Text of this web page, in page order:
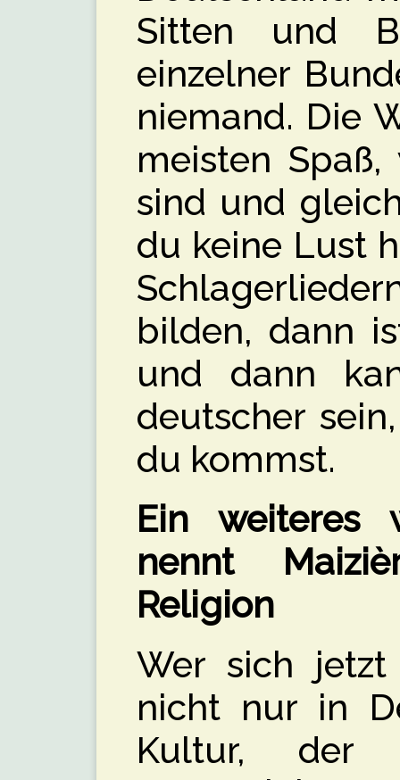
Sitten und
einzelner
niemand. Die
meisten
sind und
du keine Lust
bilden, dann
und dann
deutscher
du kommst.
Ein weiteres
nennt
Religion
Wer sich
nicht nur in
Kultur, der